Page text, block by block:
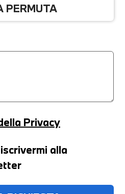
PERMUTA
Privacy
alla